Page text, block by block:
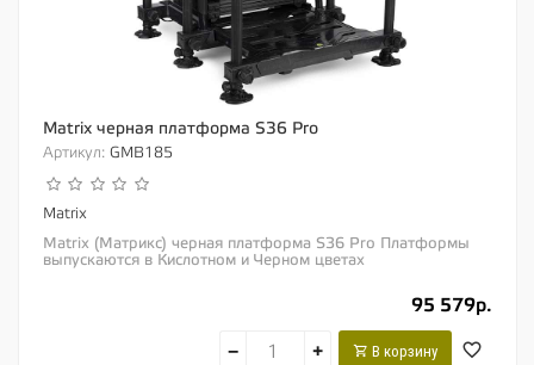
Matrix черная платформа S36 Pro
Артикул: GMB185
Matrix
Matrix (Матрикс) черная платформа S36 Pro Платформы
выпускаются в Кислотном и Черном цветах
95 579р.
− + В корзину